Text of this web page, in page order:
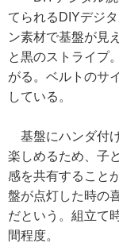
てられるDIYデジ
ン素材で基盤が見
と黒のストライプ
がる。ベルトのサ
している。
基盤にハンダ付
楽しめるため、子
感を共有すること
盤が点灯した時の
だという。組立て
間程度。